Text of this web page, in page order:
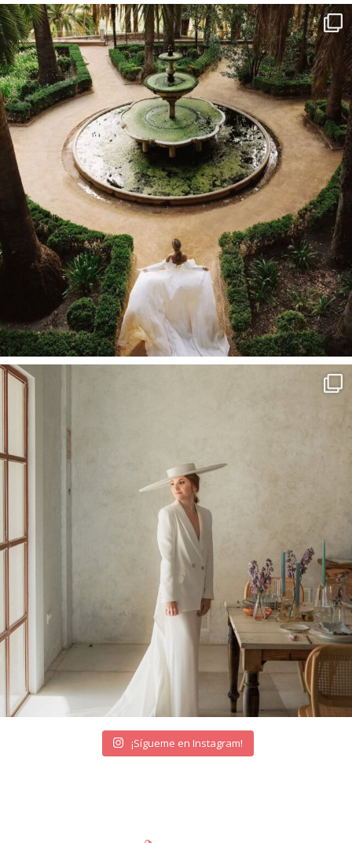
¡Sígueme en Instagram!